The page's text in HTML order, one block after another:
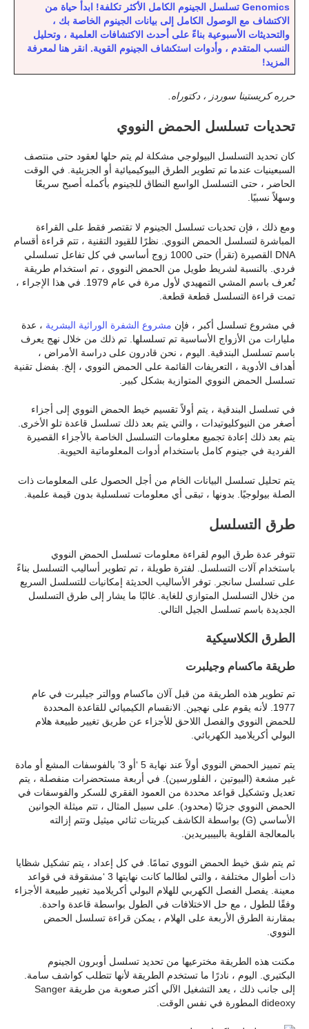
Genomics تسلسل الجينوم الكامل الأكثر تكلفة! ابدأ حياة من
الاكتشاف مع الوصول الكامل إلى بيانات الجينوم الخاصة بك ،
والتحديثات الأسبوعية بناءً على أحدث الاكتشافات العلمية ، وتحليل
النسب المتقدم ، وأدوات استكشاف الجينوم القوية. انقر هنا لمعرفة
المزيد!
حرره كريستينا سوردز ، دكتوراه.
تحديات تسلسل الحمض النووي
كان تحديد التسلسل البيولوجي مشكلة لم يتم حلها لعقود حتى منتصف
السبعينيات عندما تم تطوير الطرق البيوكيميائية أو الجزيئية. في الوقت
الحاضر ، حتى التسلسل الواسع النطاق للجينوم بأكمله أصبح سريعًا
وسهلاً نسبيًا.
ومع ذلك ، فإن تحديات تسلسل الجينوم لا تقتصر فقط على القراءة
المباشرة لتسلسل الحمض النووي. نظرًا للقيود التقنية ، تتم قراءة أقسام
DNA القصيرة (تقرأ) حتى 1000 زوج أساسي في كل تفاعل تسلسلي
فردي. بالنسبة لشريط طويل من الحمض النووي ، تم استخدام طريقة
تُعرف باسم المشي التمهيدي لأول مرة في عام 1979. في هذا الإجراء ،
تمت قراءة التسلسل قطعة قطعة.
في مشروع تسلسل أكبر ، فإن مشروع الشفرة الوراثية البشرية ، عدة
مليارات من الأزواج الأساسية تم تسلسلها. تم ذلك من خلال نهج يعرف
باسم تسلسل البندقية. اليوم ، نحن قادرون على دراسة الأمراض ،
أهداف الأدوية ، التعريفات القائمة على الحمض النووي ، إلخ. بفضل تقنية
تسلسل الحمض النووي المتوازية بشكل كبير.
في تسلسل البندقية ، يتم أولاً تقسيم خيط الحمض النووي إلى أجزاء
أصغر من النيوكليوتيدات ، والتي يتم بعد ذلك تسلسل قاعدة تلو الأخرى.
يتم بعد ذلك إعادة تجميع معلومات التسلسل الخاصة بالأجزاء القصيرة
الفردية في جينوم كامل باستخدام أدوات المعلوماتية الحيوية.
يتم تحليل تسلسل البيانات الخام من أجل الحصول على المعلومات ذات
الصلة بيولوجيًا. بدونها ، تبقى أي معلومات تسلسلية بدون قيمة علمية.
طرق التسلسل
تتوفر عدة طرق اليوم لقراءة معلومات تسلسل الحمض النووي
باستخدام آلات التسلسل. لفترة طويلة ، تم تطوير أساليب التسلسل بناءً
على تسلسل سانجر. توفر الأساليب الحديثة إمكانيات للتسلسل السريع
من خلال التسلسل المتوازي للغاية. غالبًا ما يشار إلى طرق التسلسل
الجديدة باسم تسلسل الجيل التالي.
الطرق الكلاسيكية
طريقة ماكسام وجيلبرت
تم تطوير هذه الطريقة من قبل آلان ماكسام ووالتر جيلبرت في عام
1977. لأنه يقوم على نهجين. الانقسام الكيميائي للقاعدة المحددة
للحمض النووي والفصل اللاحق للأجزاء عن طريق تغيير طبيعة هلام
البولي أكريلاميد الكهربائي.
يتم تمييز الحمض النووي أولاً عند نهاية 5 ‘أو 3’ بالفوسفات المشع أو مادة
غير مشعة (البيوتين ، الفلورسين). في أربعة مستحضرات منفصلة ، يتم
تعديل وتشكيل قواعد محددة من العمود الفقري للسكر والفوسفات في
الحمض النووي جزئيًا (محدود). على سبيل المثال ، تتم ميثلة الجوانين
الأساسي (G) بواسطة الكاشف كبريتات ثنائي ميثيل وتتم إزالته
بالمعالجة القلوية بالبيبيريدين.
ثم يتم شق خيط الحمض النووي تمامًا. في كل إعداد ، يتم تشكيل شظايا
ذات أطوال مختلفة ، والتي لطالما كانت نهايتها 3 ‘مشقوقة في قواعد
معينة. يفصل الفصل الكهربي للهلام البولي أكريلاميد تغيير طبيعة الأجزاء
وفقًا للطول ، مع حل الاختلافات في الطول بواسطة قاعدة واحدة.
بمقارنة الطرق الأربعة على الهلام ، يمكن قراءة تسلسل الحمض
النووي.
مكنت هذه الطريقة مخترعيها من تحديد تسلسل أوبرون الجينوم
البكتيري. اليوم ، نادرًا ما تستخدم الطريقة لأنها تتطلب كواشف سامة.
إلى جانب ذلك ، يعد التشغيل الآلي أكثر صعوبة من طريقة Sanger
dideoxy المطورة في نفس الوقت.